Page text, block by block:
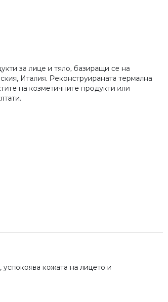
за лице и тяло, базиращи се на
Италия. Реконструираната термална
на козметичните продукти или
кожата на лицето и